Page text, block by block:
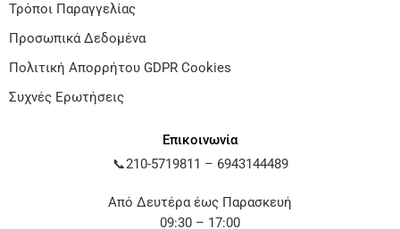
Τρόποι Παραγγελίας
Προσωπικά Δεδομένα
Πολιτική Απορρήτου GDPR Cookies
Συχνές Ερωτήσεις
Επικοινωνία
📞210-5719811 – 6943144489
Από Δευτέρα έως Παρασκευή
09:30 – 17:00